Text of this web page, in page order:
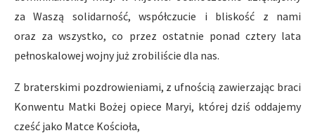
za Waszą solidarność, współczucie i bliskość z nami
oraz za wszystko, co przez ostatnie ponad cztery lata
pełnoskalowej wojny już zrobiliście dla nas.
Z braterskimi pozdrowieniami, z ufnością zawierzając braci
Konwentu Matki Bożej opiece Maryi, której dziś oddajemy
cześć jako Matce Kościoła,